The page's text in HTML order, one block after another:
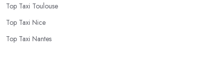
Top Taxi Toulouse
Top Taxi Nice
Top Taxi Nantes